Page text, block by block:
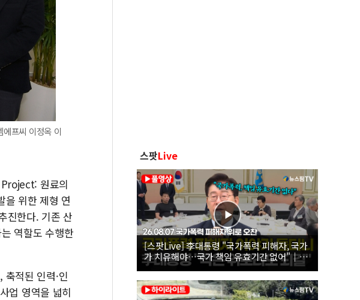
에프씨 이정옥 이
원료의
을 위한 제형 연
진한다. 기존 산
역할도 수행한
적된 인력·인
업 영역을 넓히
스팟Live
[스팟Live] 李대통령 "국가폭력 피해자, 국가
가 치유해야…국가 책임 유효기간 없어"｜
26.08.07 국가폭력 피해자 위로 오찬